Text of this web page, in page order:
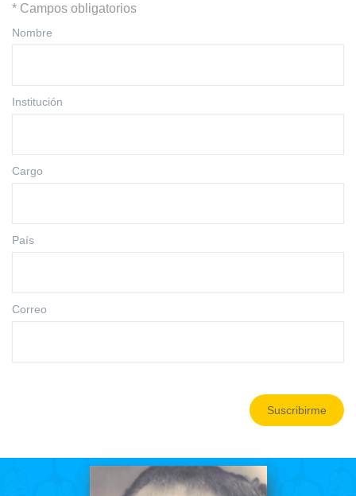
* Campos obligatorios
Nombre
Institución
Cargo
País
Correo
Suscribirme